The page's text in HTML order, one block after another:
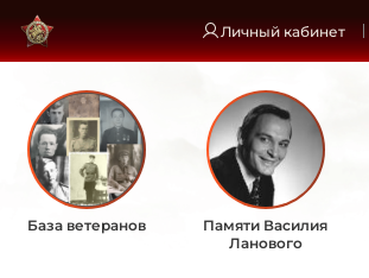
Личный кабинет
База ветеранов
Памяти Василия
Ланового